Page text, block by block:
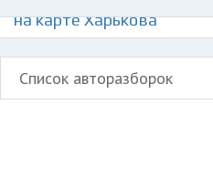
на карте Харькова
Список авторазборок